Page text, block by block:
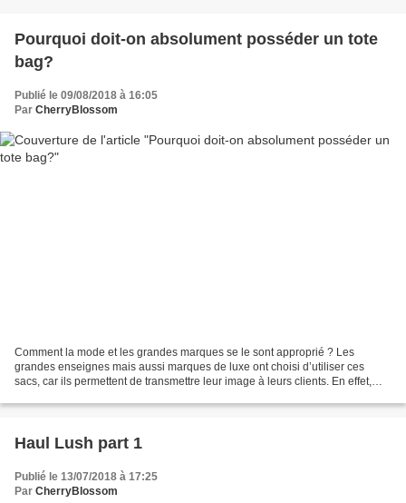
Pourquoi doit-on absolument posséder un tote
bag?
Publié le 09/08/2018 à 16:05
Par CherryBlossom
Comment la mode et les grandes marques se le sont approprié ? Les
grandes enseignes mais aussi marques de luxe ont choisi d’utiliser ces
sacs, car ils permettent de transmettre leur image à leurs clients. En effet,
Haul Lush part 1
Publié le 13/07/2018 à 17:25
Par CherryBlossom